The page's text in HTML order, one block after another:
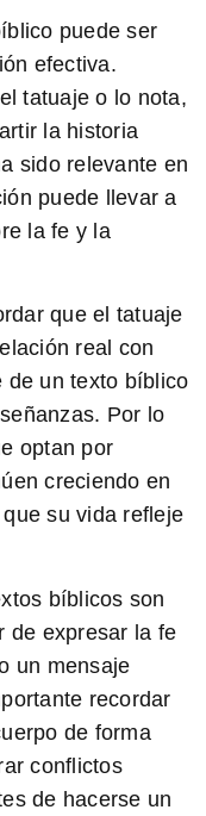
puede ser
efectiva.
tatuaje o lo nota,
la historia
sido relevante en
puede llevar a
la fe y la
que el tatuaje
real con
de un texto bíblico
Por lo
optan por
creciendo en
su vida refleje
bíblicos son
de expresar la fe
un mensaje
recordar
de forma
conflictos
de hacerse un